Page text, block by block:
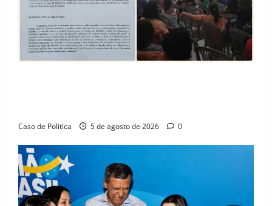
Caso de Politica 5 de agosto de 2026 0